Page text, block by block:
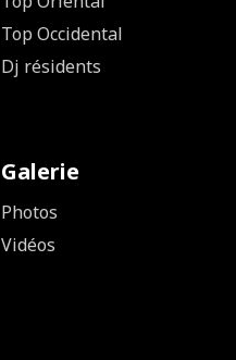
Top Occidental
Dj résidents
Galerie
Photos
Vidéos